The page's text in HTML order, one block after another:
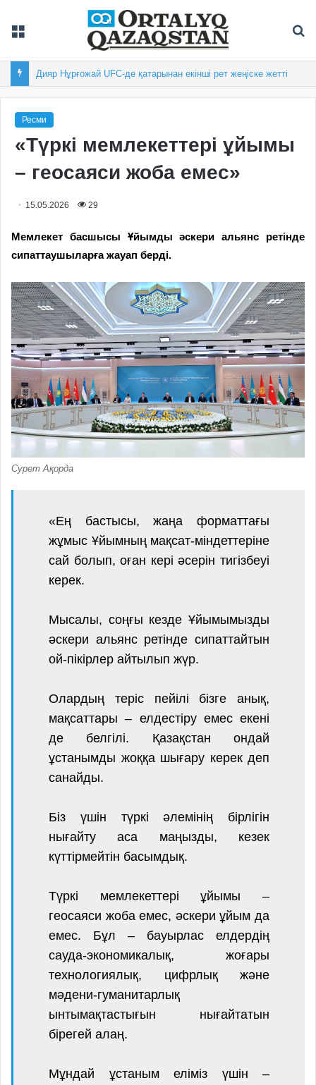
Дияр Нұрғожай UFC-де қатарынан екінші рет жеңіске жетті
Ресми
«Түркі мемлекеттері ұйымы
– геосаяси жоба емес»
15.05.2026 29
Мемлекет басшысы Ұйымды әскери альянс ретінде
сипаттаушыларға жауап берді.
Сурет Ақорда
«Ең бастысы, жаңа форматтағы
жұмыс Ұйымның мақсат-міндеттеріне
сай болып, оған кері әсерін тигізбеуі
керек.
Мысалы, соңғы кезде Ұйымымызды
әскери альянс ретінде сипаттайтын
ой-пікірлер айтылып жүр.
Олардың теріс пейілі бізге анық,
мақсаттары – елдестіру емес екені
де белгілі. Қазақстан ондай
ұстанымды жоққа шығару керек деп
санайды.
Біз үшін түркі әлемінің бірлігін
нығайту аса маңызды, кезек
күттірмейтін басымдық.
Түркі мемлекеттері ұйымы –
геосаяси жоба емес, әскери ұйым да
емес. Бұл – бауырлас елдердің
сауда-экономикалық, жоғары
технологиялық, цифрлық және
мәдени-гуманитарлық
ынтымақтастығын нығайтатын
бірегей алаң.
Мұндай ұстаным еліміз үшін –